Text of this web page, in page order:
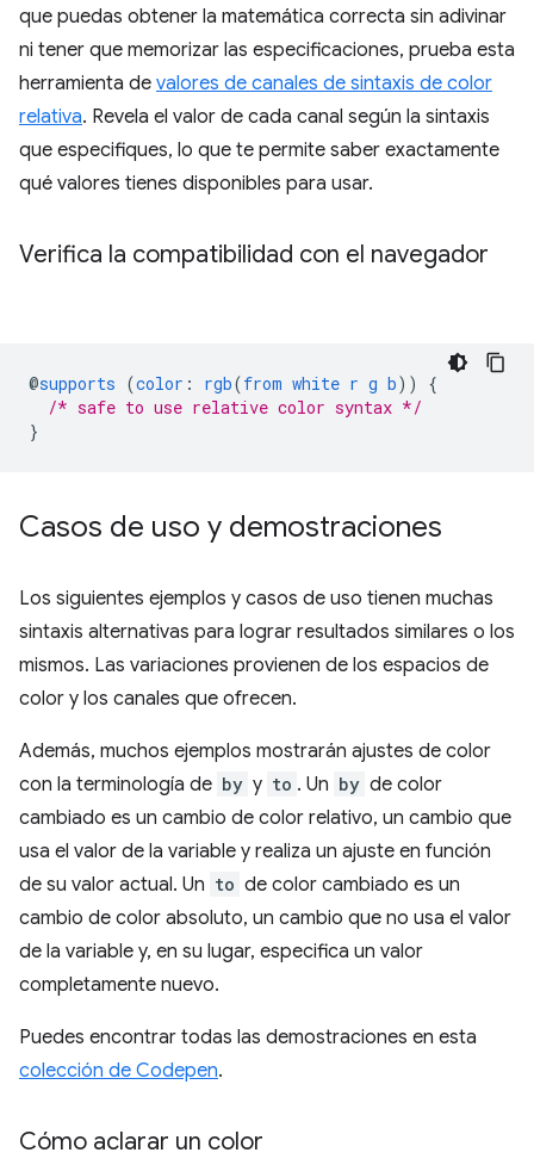
que puedas obtener la matemática correcta sin adivinar
ni tener que memorizar las especificaciones, prueba esta
herramienta de valores de canales de sintaxis de color
relativa. Revela el valor de cada canal según la sintaxis
que especifiques, lo que te permite saber exactamente
qué valores tienes disponibles para usar.
Verifica la compatibilidad con el navegador
@supports (color : rgb(from white r g b))
{
/* safe to use relative color syntax */
}
Casos de uso y demostraciones
Los siguientes ejemplos y casos de uso tienen muchas
sintaxis alternativas para lograr resultados similares o los
mismos. Las variaciones provienen de los espacios de
color y los canales que ofrecen.
Además, muchos ejemplos mostrarán ajustes de color
con la terminología de by y to . Un by de color
cambiado es un cambio de color relativo, un cambio que
usa el valor de la variable y realiza un ajuste en función
de su valor actual. Un to de color cambiado es un
cambio de color absoluto, un cambio que no usa el valor
de la variable y, en su lugar, especifica un valor
completamente nuevo.
Puedes encontrar todas las demostraciones en esta
colección de Codepen.
Cómo aclarar un color